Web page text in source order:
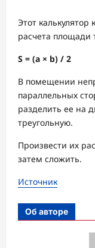
Этот
расчета площади
S = (a × b) / 2
В помещении
параллельных
разделить ее на
треугольную.
Произвести их
затем сложить.
Источник
Об авторе